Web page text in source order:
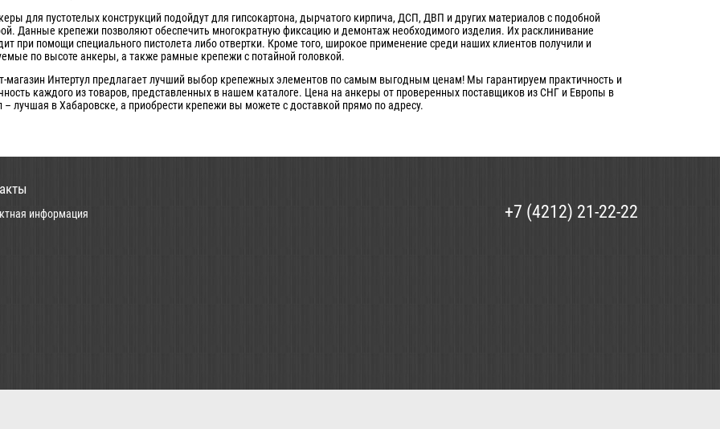
для пустотелых конструкций подойдут для гипсокартона, дырчатого кирпича, ДСП, ДВП и других материалов с подобной
Данные крепежи позволяют обеспечить многократную фиксацию и демонтаж необходимого изделия. Их расклинивание
при помощи специального пистолета либо отвертки. Кроме того, широкое применение среди наших клиентов получили и
по высоте анкеры, а также рамные крепежи с потайной головкой.
магазин Интертул предлагает лучший выбор крепежных элементов по самым выгодным ценам! Мы гарантируем практичность и
каждого из товаров, представленных в нашем каталоге. Цена на анкеры от проверенных поставщиков из СНГ и Европы в
– лучшая в Хабаровске, а приобрести крепежи вы можете с доставкой прямо по адресу.
информация +7 (4212) 21-22-22